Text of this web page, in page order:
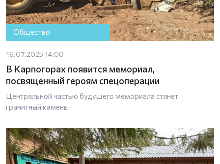
Общество
16.07.2025 14:00
В Карпогорах появится мемориал,
посвященный героям спецоперации
Центральной частью будущего мемориала станет
гранитный камень